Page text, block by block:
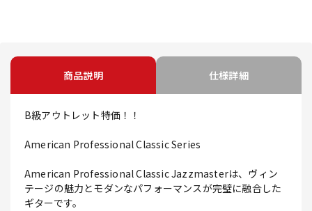
商品説明 仕様詳細
B級アウトレット特価！！
American Professional Classic Series
American Professional Classic Jazzmasterは、ヴィン
テージの魅力とモダンなパフォーマンスが完璧に融合した
ギターです。